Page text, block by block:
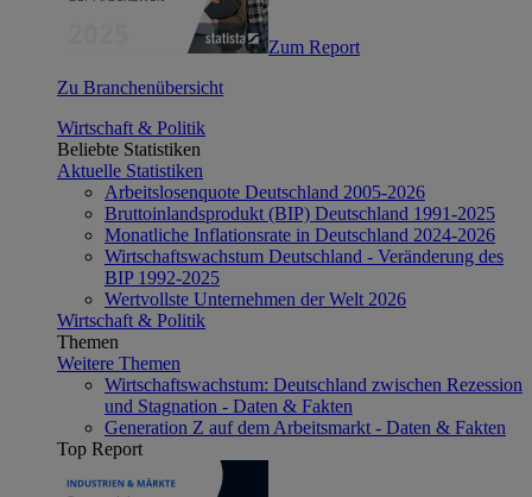
Zum Report
Zu Branchenübersicht
Wirtschaft & Politik
Beliebte Statistiken
Aktuelle Statistiken
Arbeitslosenquote Deutschland 2005-2026
Bruttoinlandsprodukt (BIP) Deutschland 1991-2025
Monatliche Inflationsrate in Deutschland 2024-2026
Wirtschaftswachstum Deutschland - Veränderung des
BIP 1992-2025
Wertvollste Unternehmen der Welt 2026
Wirtschaft & Politik
Themen
Weitere Themen
Wirtschaftswachstum: Deutschland zwischen Rezession
und Stagnation - Daten & Fakten
Generation Z auf dem Arbeitsmarkt - Daten & Fakten
Top Report